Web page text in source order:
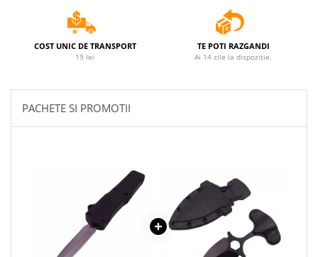
COST UNIC DE TRANSPORT
19 lei
TE POTI RAZGANDI
Ai 14 zile la dispozitie.
PACHETE SI PROMOTII